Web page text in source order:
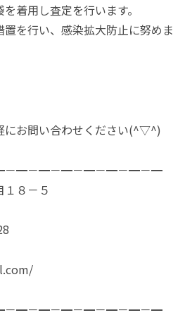
着用し査定を行います。
を行い、感染拡大防止に努めま
にお問い合わせください(^▽^)
━－━－━－━－━－━－━
８－５
━－━－━－━－━－━－━